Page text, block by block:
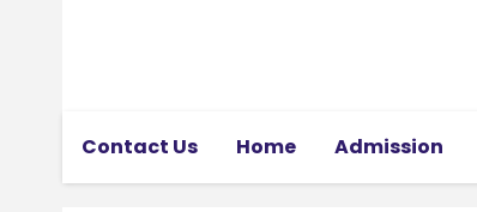
Contact Us Home Admission